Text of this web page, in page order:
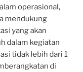
operasional,
mendukung
yang akan
dalam kegiatan
tidak lebih dari 1
di